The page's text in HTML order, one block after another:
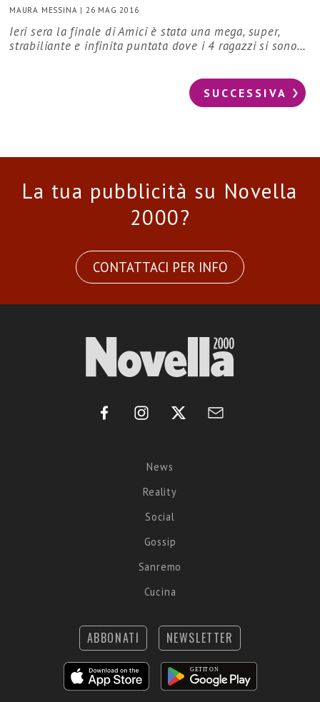
MAURA MESSINA | 26 MAG 2016
Ieri sera la finale di Amici è stata una mega, super,
strabiliante e infinita puntata dove i 4 ragazzi si sono…
SUCCESSIVA
La tua pubblicità su Novella
2000?
CONTATTACI PER INFO
News
Reality
Social
Gossip
Sanremo
Cucina
ABBONATI NEWSLETTER